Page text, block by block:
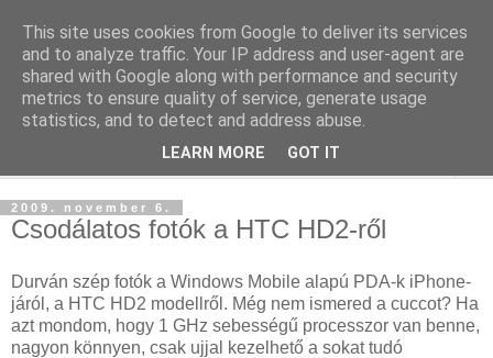
blog.sancho.hu
Egy techember blogja a mindennapok kütyüiről...
2009. november 6.
Csodálatos fotók a HTC HD2-ről
Durván szép fotók a Windows Mobile alapú PDA-k iPhone-
járól, a HTC HD2 modellről. Még nem ismered a cuccot? Ha
azt mondom, hogy 1 GHz sebességű processzor van benne,
nagyon könnyen, csak ujjal kezelhető a sokat tudó
This site uses cookies from Google to deliver its services
and to analyze traffic. Your IP address and user-agent are
shared with Google along with performance and security
metrics to ensure quality of service, generate usage
statistics, and to detect and address abuse.
LEARN MORE GOT IT